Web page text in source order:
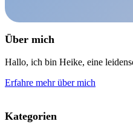
Über mich
Hallo, ich bin Heike, eine
Erfahre mehr über mich
Kategorien